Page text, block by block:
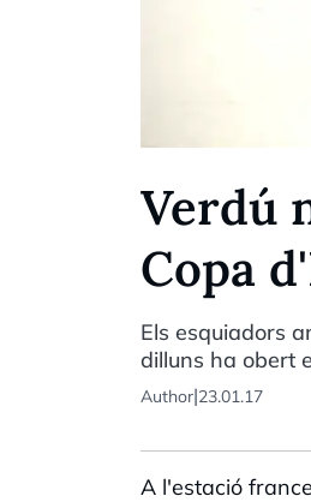
Verdú
Copa
Els esquiadors
dilluns ha obert
Author|23.01.17
A l'estació